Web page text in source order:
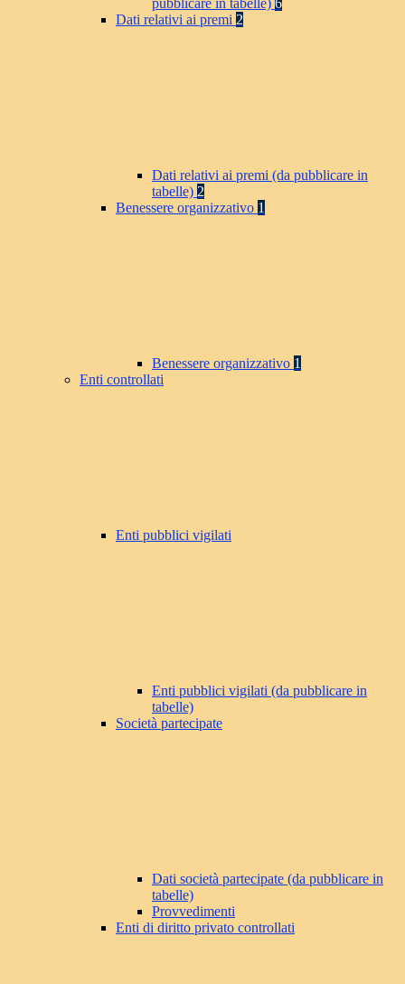
pubblicare in tabelle) 6
Dati relativi ai premi 2
Dati relativi ai premi (da pubblicare in
tabelle) 2
Benessere organizzativo 1
Benessere organizzativo 1
Enti controllati
Enti pubblici vigilati
Enti pubblici vigilati (da pubblicare in
tabelle)
Società partecipate
Dati società partecipate (da pubblicare in
tabelle)
Provvedimenti
Enti di diritto privato controllati